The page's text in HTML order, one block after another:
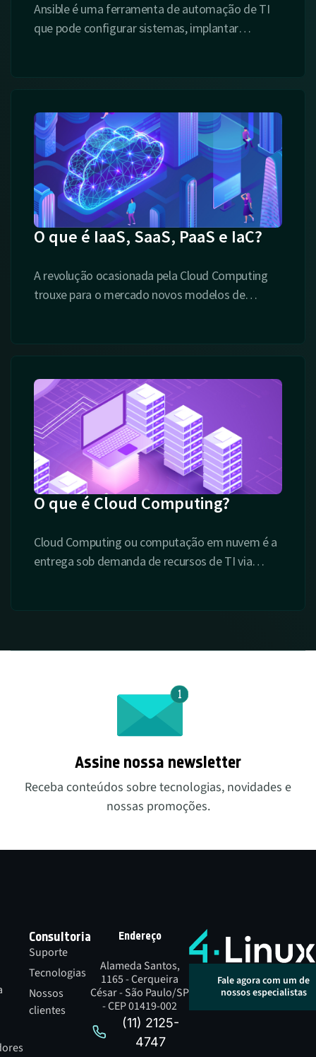
Ansible é uma ferramenta de automação de TI
que pode configurar sistemas, implantar
O que é IaaS, SaaS, PaaS e IaC?
A revolução ocasionada pela Cloud Computing
trouxe para o mercado novos modelos de
O que é Cloud Computing?
Cloud Computing ou computação em nuvem é a
entrega sob demanda de recursos de TI via
armazenamento e banco de dados, conforme a
por exemplo a Google Cloud Platform, Amazon
Web Services, Microsoft Azure, entre outras.
Assine nossa newsletter
Receba conteúdos sobre tecnologias, novidades e
nossas promoções.
Consultoria
Suporte
Tecnologias
Nossos
clientes
Endereço
Alameda Santos,
1165 - Cerqueira
César - São Paulo/SP
- CEP 01419-002
(11) 2125-
4747
Fale agora com um de
nossos especialistas